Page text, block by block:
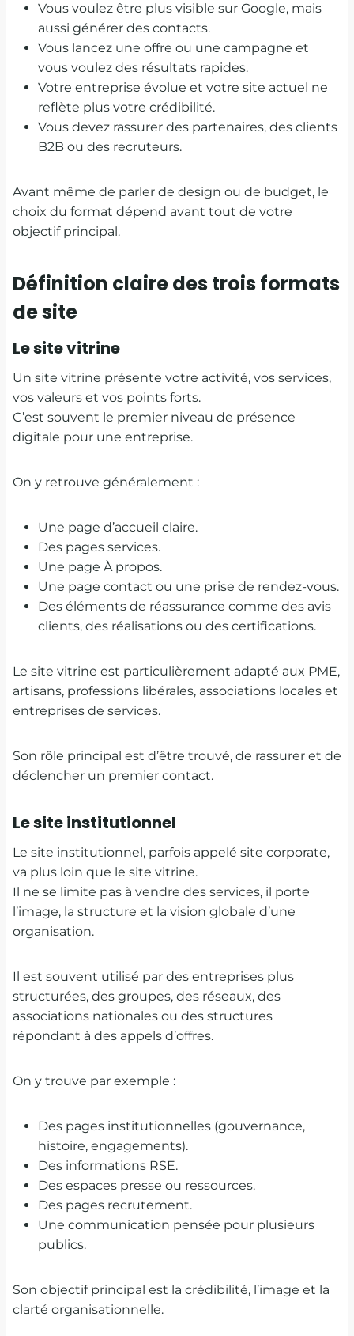
Vous voulez être plus visible sur Google, mais
aussi générer des contacts.
Vous lancez une offre ou une campagne et
vous voulez des résultats rapides.
Votre entreprise évolue et votre site actuel ne
reflète plus votre crédibilité.
Vous devez rassurer des partenaires, des clients
B2B ou des recruteurs.
Avant même de parler de design ou de budget, le
choix du format dépend avant tout de votre
objectif principal.
Définition claire des trois formats
de site
Le site vitrine
Un site vitrine présente votre activité, vos services,
vos valeurs et vos points forts.
C’est souvent le premier niveau de présence
digitale pour une entreprise.
On y retrouve généralement :
Une page d’accueil claire.
Des pages services.
Une page À propos.
Une page contact ou une prise de rendez-vous.
Des éléments de réassurance comme des avis
clients, des réalisations ou des certifications.
Le site vitrine est particulièrement adapté aux PME,
artisans, professions libérales, associations locales et
entreprises de services.
Son rôle principal est d’être trouvé, de rassurer et de
déclencher un premier contact.
Le site institutionnel
Le site institutionnel, parfois appelé site corporate,
va plus loin que le site vitrine.
Il ne se limite pas à vendre des services, il porte
l’image, la structure et la vision globale d’une
organisation.
Il est souvent utilisé par des entreprises plus
structurées, des groupes, des réseaux, des
associations nationales ou des structures
répondant à des appels d’offres.
On y trouve par exemple :
Des pages institutionnelles (gouvernance,
histoire, engagements).
Des informations RSE.
Des espaces presse ou ressources.
Des pages recrutement.
Une communication pensée pour plusieurs
publics.
Son objectif principal est la crédibilité, l’image et la
clarté organisationnelle.